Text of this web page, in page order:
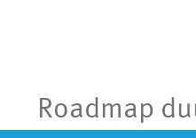
Roadmap